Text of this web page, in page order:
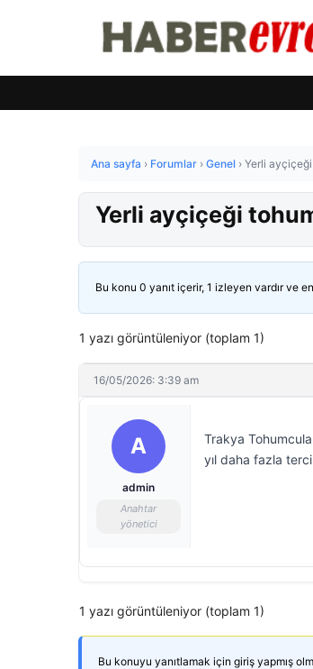
Ana sayfa › Forumlar › Genel › Yerli ayçiçeği
Yerli ayçiçeği
Bu konu 0 yanıt içerir, 1 izleyen vardır ve
1 yazı görüntüleniyor (toplam 1)
16/05/2026: 3:39 am
A
admin
Anahtar
yönetici
Trakya
yıl daha fazla
1 yazı görüntüleniyor (toplam 1)
Bu konuyu yanıtlamak için giriş yapmış